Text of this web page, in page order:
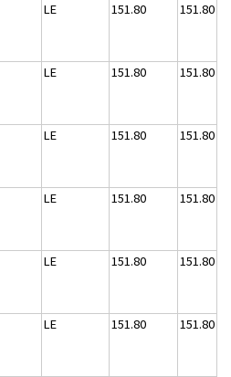
LE 151.80 151.80
LE 151.80 151.80
LE 151.80 151.80
LE 151.80 151.80
LE 151.80 151.80
LE 151.80 151.80